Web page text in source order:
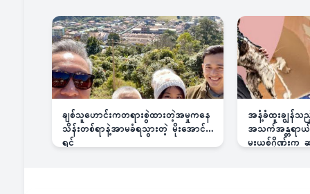
ချစ်သူဟောင်းကတရားစွဲထားတဲ့အမှုကနေ
သိန်းတစ်ရာနဲ့အာမခံရသွားတဲ့ မိုးအောင်
ရင်
အနံ့ခံထူးချွန်သ
အသက်အန္တရာယ်ခ
မူးယစ်ဂိုဏ်းက